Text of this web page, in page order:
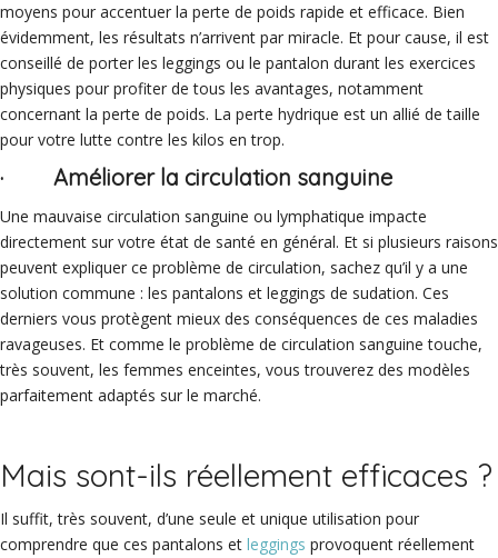
moyens pour accentuer la perte de poids rapide et efficace. Bien
évidemment, les résultats n’arrivent par miracle. Et pour cause, il est
conseillé de porter les leggings ou le pantalon durant les exercices
physiques pour profiter de tous les avantages, notamment
concernant la perte de poids. La perte hydrique est un allié de taille
pour votre lutte contre les kilos en trop.
· Améliorer la circulation sanguine
Une mauvaise circulation sanguine ou lymphatique impacte
directement sur votre état de santé en général. Et si plusieurs raisons
peuvent expliquer ce problème de circulation, sachez qu’il y a une
solution commune : les pantalons et leggings de sudation. Ces
derniers vous protègent mieux des conséquences de ces maladies
ravageuses. Et comme le problème de circulation sanguine touche,
très souvent, les femmes enceintes, vous trouverez des modèles
parfaitement adaptés sur le marché.
Mais sont-ils réellement efficaces ?
Il suffit, très souvent, d’une seule et unique utilisation pour
comprendre que ces pantalons et leggings provoquent réellement